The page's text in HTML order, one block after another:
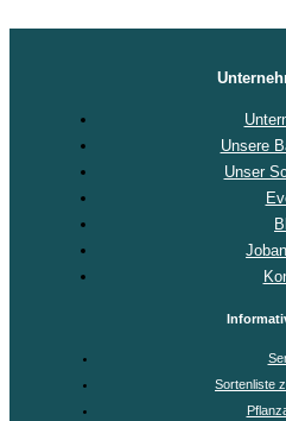
Unsere
Unser
Sortenliste